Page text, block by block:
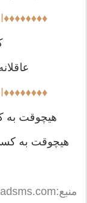
هیچوقت به
هیچوقت به
منبع:radsms.com